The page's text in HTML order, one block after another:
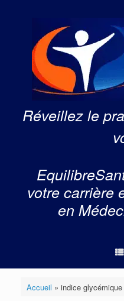
Réveillez le
votre carrière
en
Accueil » indice glycémique